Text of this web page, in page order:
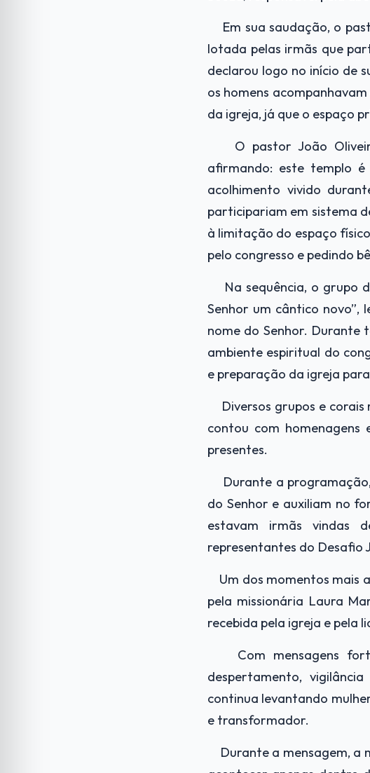
Em sua saudação, o
lotada pelas irmãs que
declarou logo no início de
os homens
da igreja, já que o espaço
O pastor João
afirmando: este templo é
acolhimento vivido
participariam em sistema
à limitação do espaço
pelo congresso e pedindo
Na sequência, o grupo
Senhor um cântico novo”,
nome do Senhor. Durante
ambiente espiritual do
e preparação da igreja
Diversos grupos e
contou com homenagens
presentes.
Durante a
do Senhor e auxiliam no
estavam irmãs vindas
representantes do Desafio
Um dos momentos mais
pela missionária Laura
recebida pela igreja e pela
Com mensagens
despertamento,
continua levantando
e transformador.
Durante a mensagem, a